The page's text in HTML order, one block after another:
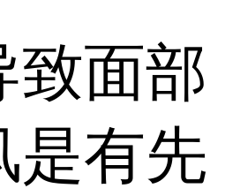
致面部
是有先